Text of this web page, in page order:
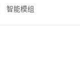
智能模组